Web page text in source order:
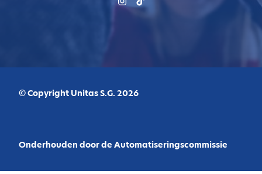
© Copyright Unitas S.G. 2026
Onderhouden door de Automatiseringscommissie